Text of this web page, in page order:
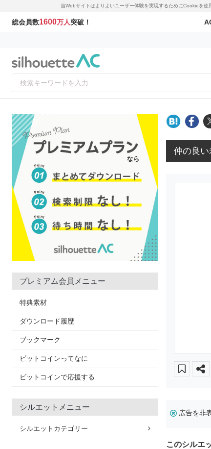
当Webサイトはよりよいユーザー体験を実現するためにCookieを
総会員数1600万人突破！
プレミアム会員メニュー
特典素材
ダウンロード履歴
ブックマーク
ビットコインってなに
ビットコインで応援する
シルエットメニュー
シルエットカテゴリー
仲の良い
広告を非
このシルエ